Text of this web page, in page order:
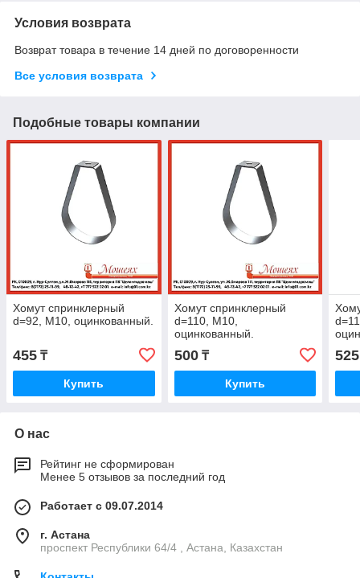
Условия возврата
Возврат товара в течение 14 дней по договоренности
Все условия возврата
Подобные товары компании
Хомут спринклерный
d=92, М10, оцинкованный.
455 ₸
Купить
Хомут спринклерный
d=110, М10,
оцинкованный.
500₸
Купить
525
О нас
Рейтинг не сформирован
Менее 5 отзывов за последний год
Работает с 09.07.2014
г. Астана
проспект Республики 64/4 , Астана, Казахстан